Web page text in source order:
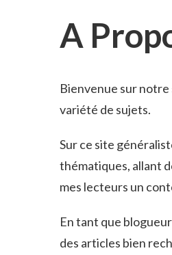
A
Bienvenue sur notre
variété de sujets.
Sur ce site
thématiques, allant
mes lecteurs un
En tant que
des articles bien